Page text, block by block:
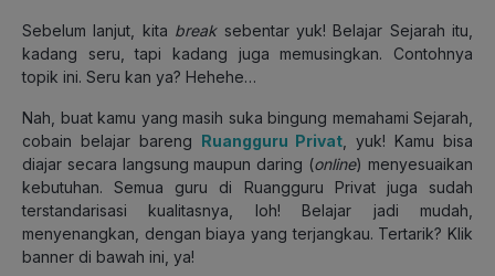
Sebelum lanjut, kita breaksebentar yuk! Belajar Sejarah itu,
kadang seru, tapi kadang juga memusingkan. Contohnya
topik ini. Seru kan ya? Hehehe…
Nah, buat kamu yang masih suka bingung memahami Sejarah,
cobain belajar bareng Ruangguru Privat , yuk! Kamu bisa
diajar secara langsung maupun daring (online) menyesuaikan
kebutuhan. Semua guru di Ruangguru Privat juga sudah
terstandarisasi kualitasnya, loh! Belajar jadi mudah,
menyenangkan, dengan biaya yang terjangkau. Tertarik? Klik
banner di bawah ini, ya!